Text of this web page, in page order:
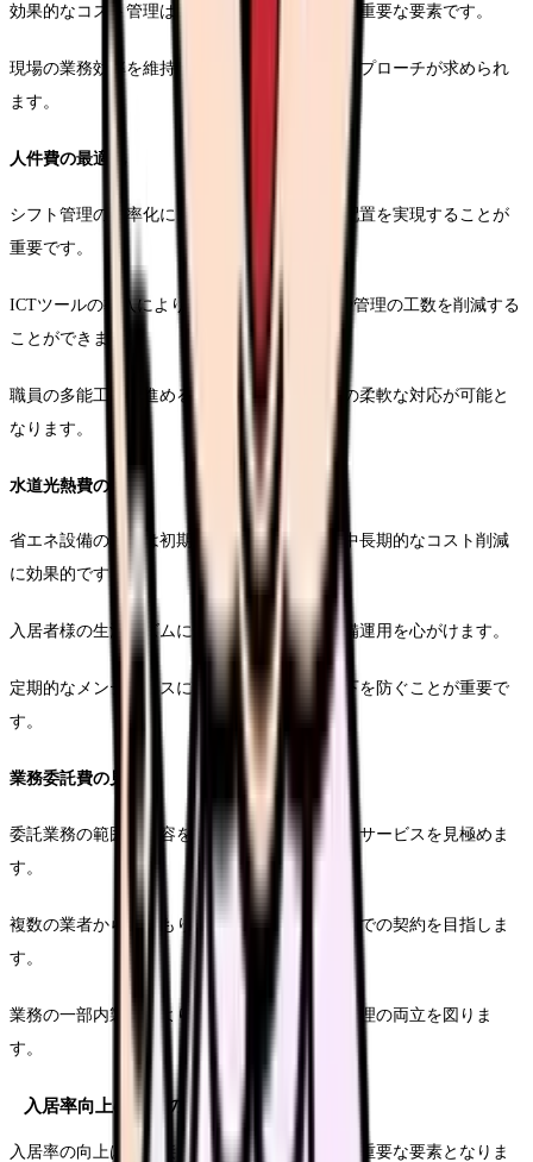
効果的なコスト管理は、収益改善の基盤となる重要な要素です。
現場の業務効率を維持しながら、無駄を省くアプローチが求められ
ます。
人件費の最適化
シフト管理の効率化により、必要十分な人員配置を実現することが
重要です。
ICTツールの導入により、勤務シフトの作成や管理の工数を削減する
ことができます。
職員の多能工化を進めることで、繁忙時間帯の柔軟な対応が可能と
なります。
水道光熱費の削減
省エネ設備の導入は初期投資が必要ですが、中長期的なコスト削減
に効果的です。
入居者様の生活リズムに合わせた効率的な設備運用を心がけます。
定期的なメンテナンスにより、設備の効率低下を防ぐことが重要で
す。
業務委託費の見直し
委託業務の範囲と内容を精査し、本当に必要なサービスを見極めま
す。
複数の業者から見積もりを取得し、適正な価格での契約を目指しま
す。
業務の一部内製化により、コスト削減と品質管理の両立を図りま
す。
入居率向上のための施策
入居率の向上は、直接的な収益改善につながる重要な要素となりま